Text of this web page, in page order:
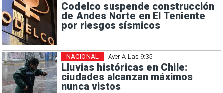
Codelco suspende construcción
de Andes Norte en El Teniente
por riesgos sísmicos
Ayer A Las 9:35
Lluvias históricas en Chile:
ciudades alcanzan máximos
nunca vistos
NACIONAL